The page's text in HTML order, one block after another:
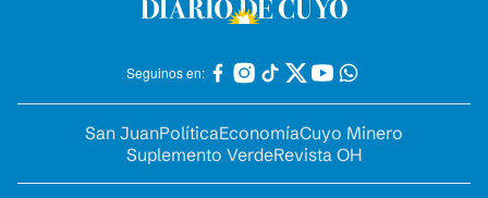
Seguinos en:
San JuanPolíticaEconomíaCuyo Minero
Suplemento VerdeRevista OH